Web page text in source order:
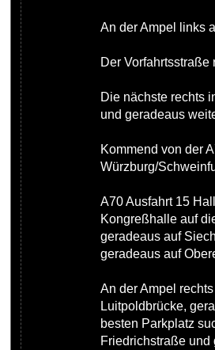
An der Ampel links
Der
Die nächste rechts
und geradeaus
Kommend von der
Würzburg/
A70 Ausfahrt 15
Kongreßhalle auf
geradeaus auf
geradeaus auf
An der Ampel
Luitpoldbrücke,
besten Parkplatz
Friedrichstraße und